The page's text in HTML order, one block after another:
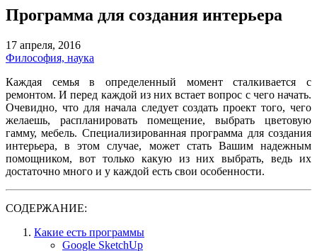
Программа для создания интерьера
17 апреля, 2016
Философия, наука
Каждая семья в определенный момент сталкивается с
ремонтом. И перед каждой из них встает вопрос с чего начать.
Очевидно, что для начала следует создать проект того, чего
желаешь, распланировать помещение, выбрать цветовую
гамму, мебель. Специализированная программа для создания
интерьера, в этом случае, может стать Вашим надежным
помощником, вот только какую из них выбрать, ведь их
достаточно много и у каждой есть свои особенности.
СОДЕРЖАНИЕ:
Какие есть программы
Google SketchUp